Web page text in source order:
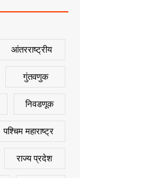
आंतरराष्ट्रीय
गुंतवणुक
निवडणूक
पश्चिम महाराष्ट्र
राज्य प्रदेश